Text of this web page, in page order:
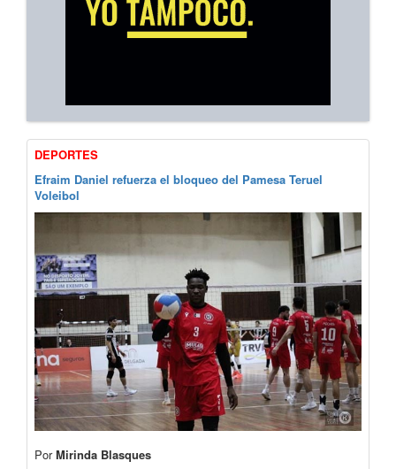
DEPORTES
Efraim Daniel refuerza el bloqueo del Pamesa Teruel
Voleibol
PorMirinda Blasques